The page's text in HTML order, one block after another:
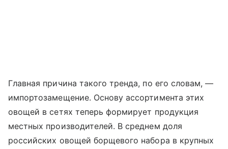
Главная причина такого тренда, по его словам, —
импортозамещение. Основу ассортимента этих
овощей в сетях теперь формирует продукция
местных производителей. В среднем доля
российских овощей борщевого набора в крупных